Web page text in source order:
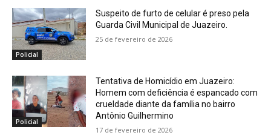
Policial
Suspeito de furto de celular é preso pela
Guarda Civil Municipal de Juazeiro.
25 de fevereiro de 2026
Policial
Tentativa de Homicídio em Juazeiro:
Homem com deficiência é espancado com
crueldade diante da família no bairro
Antônio Guilhermino
17 de fevereiro de 2026